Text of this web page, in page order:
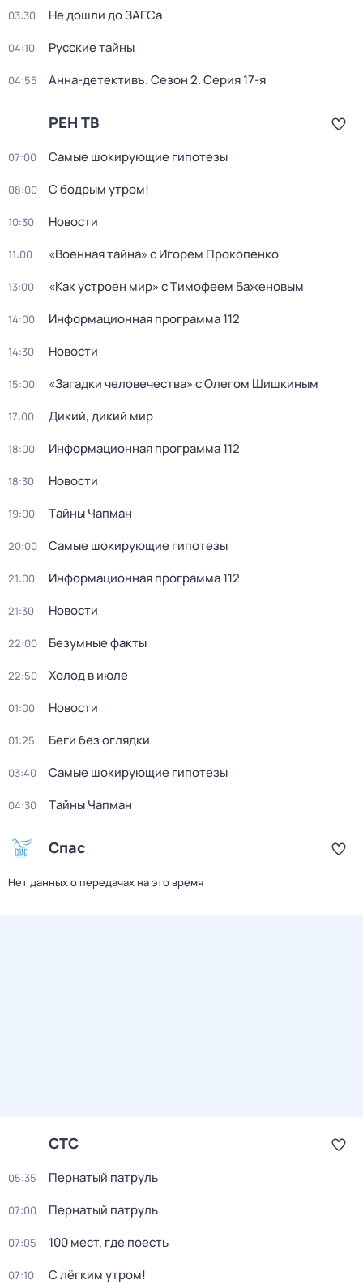
03:30 Не дошли до ЗАГСа
04:10 Русские тайны
04:55 Анна-детективъ. Сезон 2. Серия 17-я
РЕН ТВ
07:00 Самые шoкиpующие гипотезы
08:00 С бодрым утром!
10:30 Новости
11:00 «Военная тайна» с Игорем Прокопенко
13:00 «Как устроен мир» с Тимофеем Баженовым
14:00 Информационная программа 112
14:30 Новости
15:00 «Загадки человечества» с Олегом Шишкиным
17:00 Дикий, дикий мир
18:00 Информационная программа 112
18:30 Новости
19:00 Тaйны Чапман
20:00 Самые шoкиpующие гипотезы
21:00 Информационная программа 112
21:30 Новости
22:00 Безумные факты
22:50 Холод в июле
01:00 Новости
01:25 Беги без оглядки
03:40 Самые шoкиpующие гипотезы
04:30 Тaйны Чапман
Спас
Нет данных о передачах на это время
СТС
05:35 Пернатый патруль
07:00 Пернатый патруль
07:05 100 мест, где поесть
07:10 С лёгким утром!